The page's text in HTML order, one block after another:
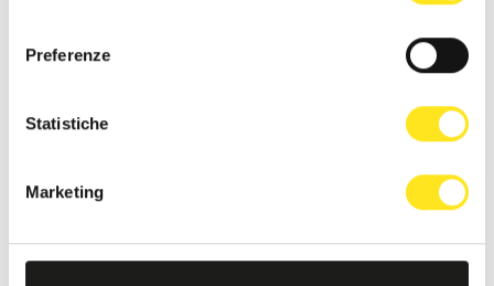
Preferenze
Statistiche
Marketing